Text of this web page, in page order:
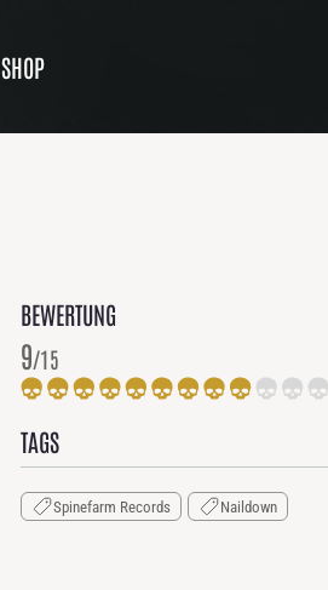
SHOP
BEWERTUNG
9/15
TAGS
Spinefarm Records Naildown